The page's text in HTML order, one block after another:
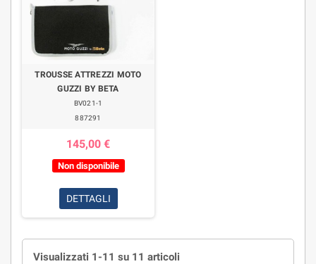
TROUSSE ATTREZZI MOTO
GUZZI BY BETA
BV021-1
887291
145,00 €
Non disponibile
DETTAGLI
Visualizzati 1-11 su 11 articoli